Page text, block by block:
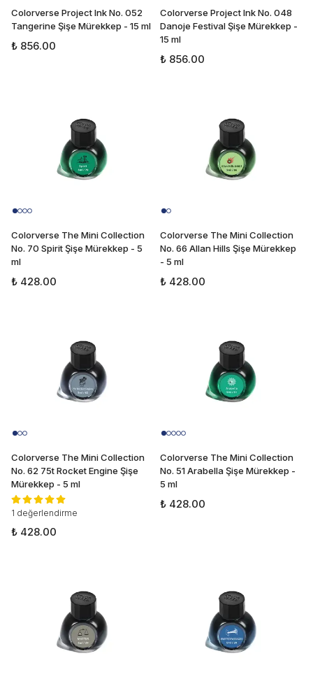
Colorverse Project Ink No. 052
Tangerine Şişe Mürekkep - 15 ml
₺ 856.00
Colorverse Project Ink No. 048
Danoje Festival Şişe Mürekkep -
15 ml
₺ 856.00
Colorverse The Mini Collection
No. 70 Spirit Şişe Mürekkep - 5
ml
₺ 428.00
Colorverse The Mini Collection
No. 66 Allan Hills Şişe Mürekkep
- 5 ml
₺ 428.00
Colorverse The Mini Collection
No. 62 75t Rocket Engine Şişe
Mürekkep - 5 ml
1 değerlendirme
₺ 428.00
Colorverse The Mini Collection
No. 51 Arabella Şişe Mürekkep -
5 ml
₺ 428.00